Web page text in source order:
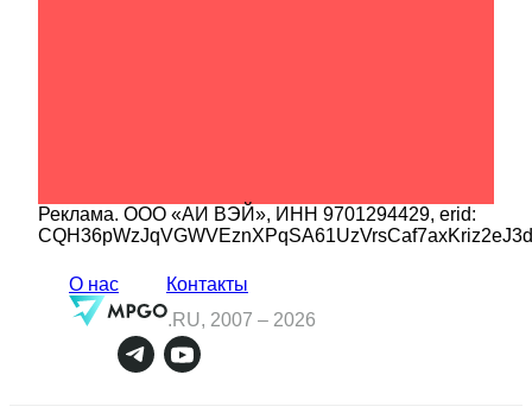
Реклама. ООО «АИ ВЭЙ», ИНН 9701294429, erid:
О нас
Контакты
.RU, 2007 – 2026